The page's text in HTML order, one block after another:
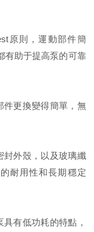
原則，運動部件簡
有助于提高泵的可靠
更換變得簡單，無
外殼，以及玻璃纖
耐用性和長期穩定
有低功耗的特點，